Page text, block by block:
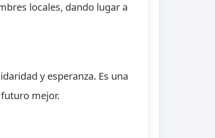
locales, dando lugar a
y esperanza. Es una
mejor.